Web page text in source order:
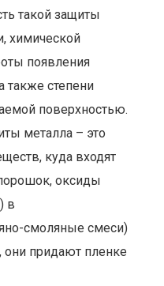
такой защиты
химической
появления
также степени
поверхностью.
металла – это
куда входят
оксиды
в
смоляные смеси)
они придают пленке